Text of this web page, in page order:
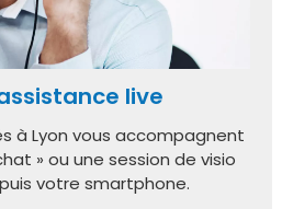
live
à Lyon vous accompagnent
» ou une session de visio
votre smartphone.